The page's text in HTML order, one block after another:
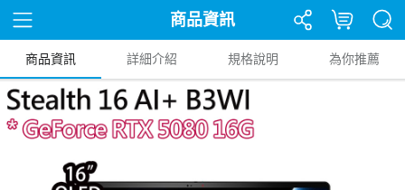
商品資訊
商品資訊 詳細介紹 規格說明 為你推薦